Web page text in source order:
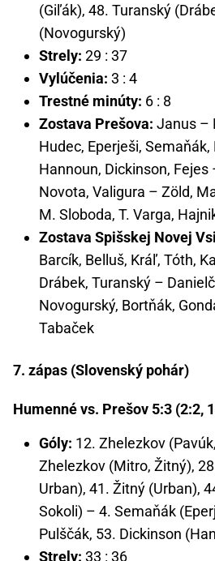
(Giľák), 48. Turanský
(Novogurský)
Strely: 29 : 37
Vylúčenia: 3 : 4
Trestné minúty: 6 : 8
Zostava Prešova: Janus –
Hudec, Eperješi,
Hannoun, Dickinson, Fejes
Novota, Valigura – Zöld,
M. Sloboda, T. Varga,
Zostava Spišskej Novej
Barcík, Belluš, Kráľ, Tóth,
Drábek, Turanský –
Novogurský, Bortňák,
Tabaček
7. zápas (Slovenský pohár)
Humenné vs. Prešov 5:3 (2:2,
Góly: 12. Zhelezkov
Zhelezkov (Mitro, Žitný),
Urban), 41. Žitný (Urban),
Sokoli) – 4. Semaňák
Pulščák, 53. Dickinson
Strely: 33 : 36